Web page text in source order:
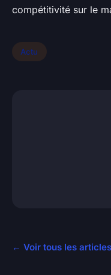
compétitivité sur le
Actu
← Voir tous les